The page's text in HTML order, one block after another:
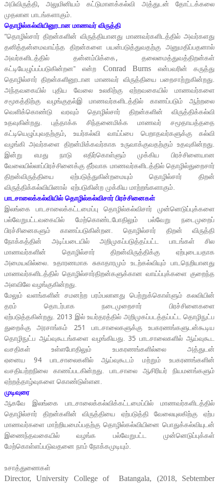
அபிவிருத்தி, அலுமினியம் கட்டுமானக்கல்வி அத்துடன் தோட்டக்கலை
முதலான பாடங்களாகும்.
தொழில்கல்வியினூடான மாணவர் விருத்தி
“தொழில்சார் திறன்களின் விருத்தியானது மாணவர்களிடத்தில் அவர்களது
தனித்தன்மைவாய்ந்த திறன்களை பயன்படுத்துவதற்கு அனுமதிப்பதனால்
அவர்களிடத்தில் தன்னம்பிக்கை, தலைமைத்துவத்திறன்கள்
கட்டியேழுப்பப்படுகின்றன” என்ற Conrad Burns
என்பவரின் கருத்து
தொழில்சார் திறன்களினூடான மாணவர் விருத்தியை பறைசாற்றுகின்றது.
அந்தவகையில் புதிய வேலை உலகிற்கு ஏற்றவகையில் மாணவர்களை
சமூகத்திற்கு வழங்குதல்இ மாணவர்களிடத்தில் காணப்படும் ஆற்றலை
வெளிக்கொண்டு வரவும் தொழில்சார் திறன்களின் விருத்திக்கல்வி
உதவுகின்றது. புத்தாக்க சிந்தனைமிக்க மாணவர் சமூதாயத்ததை
கட்டியெழுப்புவதற்கும், உயர்கல்வி வாய்ப்பை பெறாதவர்களுக்கு கல்வி
வழங்கி அவர்களை திறன்மிக்கவர்காக உருவாக்குவதற்கும் உதவுகின்றது.
இன்று எமது நாடு எதிர்கொள்ளும் முக்கிய பிரச்சினையான
வேலையில்லாப்பிரச்சினைக்கு தீர்வாக மாணவர்களிடத்தில் தொழில்துறைசார்
திறன்விருத்தியை ஏற்படுத்துகின்றமையும் தொழில்சார் திறன்
விருத்திக்கல்வியினால் ஏற்படுகின்ற முக்கிய மாற்றங்களாகும்.
பாடசாலைக்கல்வியில் தொழில்கல்விசார் பிரச்சினைகள்
இலங்கை பாடசாலைக்கட்டமைப்பு தொழில்கல்விசார் முன்னெடுப்புக்களை
பல்வேறுபட்டவகையில் மேற்கொண்டபோதிலும் பல்வேறு நடைமுறைப்
பிரச்சினைகளும் காணப்படுகின்றன. தொழில்சார் திறன் விருத்தி
நோக்கத்தின் அடிப்படையில் அறிமுகப்படுத்தப்பட்ட பாடங்கள் சில
மாணவர்களின் தொழில்சார் திறன்விருத்திக்கு ஏற்புடையதாக
அமையவில்லை. உதாரணமாக சுகாதாரமும் உடற்கல்வியும் பாடநெறியானது
மாணவர்களிடத்தில் தொழில்சார்திறன்களுக்கான வாய்ப்புக்களை குறைந்த
அளவிலே வழங்குகின்றது.
மேலும் வளங்களின் சமனற்ற பரம்பலானது பெற்றுக்கொள்ளும் கலவியின்
தரம் தொடர்பாக நடைமுறைசார் பிரச்சினைகளை
ஏற்படுத்தகின்றது. 2013 இல் உயர்தரத்தில் அறிமுகப்படத்தப்பட்ட தொழிநுட்ப
துறைக்கு அரசாங்கம் 251
பாடசாலைகளுக்கு உபகரணங்களுடன்கூடிய
தொழிநுட்ப ஆய்வுகூடங்களை வழங்கியது. 35 பாடசாலைகளில் ஆய்வுகூட
வசதிகள் உள்ளபோதிலும் உபகரணங்களில்லை அத்துடன்
ஏனைய 94பாடசாலைகளில் ஆய்வுகூடம் மற்றும் உபகரணங்களின்
வசதியற்றநிலை காணப்படகின்றது. பாடசாலை ஆசிரியர் நியமனங்களும்
ஏற்றத்தாழ்வுகளை கொண்டுள்ளன.
முடிவுரை
ஆகவே இலங்கை பாடசாலைக்கல்விக்கட்டமைப்பில் மாணவர்களிடத்தில்
தொழில்சார் திறன்களின் விருத்தியை ஏற்படுத்தி வேலையுலகிற்கு ஏற்ப
மாணவர்களை மாற்றியமைப்பதற்கு தொழில்கல்வியினை பொதுக்கல்வியுடன்
இணைந்தவகையில் வழங்க பல்வேறுபட்ட முன்னெடுப்புக்கள்
மேற்கொள்ளப்படுவதனை நாம் நோக்கமுடியும்.
உசாத்துணைகள்
Director, University College of
Batangala, (2018, Sebtember